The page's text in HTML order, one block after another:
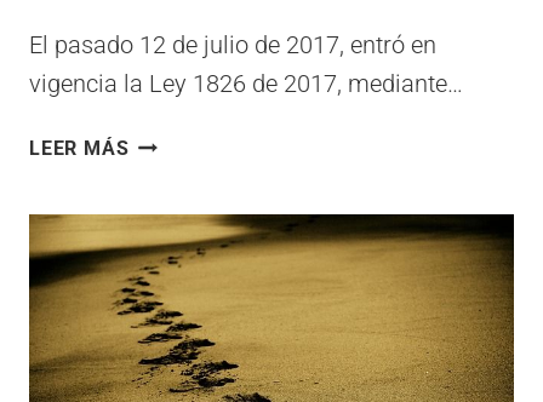
El pasado 12 de julio de 2017, entró en
vigencia la Ley 1826 de 2017, mediante…
LEER MÁSLO
SABER
SOBRE
EL
NUEVO
PROCESO
PENAL